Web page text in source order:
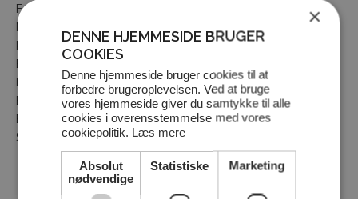
Formand: Christian Preuthun Pedersen
Næstformand: Mathias Thim Juhl (baneudvalg)
Kasserer: Hans Jørgen Nielsen
Bestyrelsesmedlem: Ian Adams (sportsudvalg)
Bestyrelsesmedlem: Hanne Reinholt (kvinder i golf)
Bestyrelsesmedlem: Maj Britt Borchert (begynder)
Bestyrelsesmedlem: Kim Fuglsang (frivillige)
Suppleant: Bo Kristensen (tuneringsudvalg)
×
DENNE HJEMMESIDE BRUGER
COOKIES
Denne hjemmeside bruger cookies til at
forbedre brugeroplevelsen. Ved at bruge
vores hjemmeside giver du samtykke til alle
cookies i overensstemmelse med vores
cookiepolitik. Læs mere
Absolut
nødvendige
Statistiske Marketing